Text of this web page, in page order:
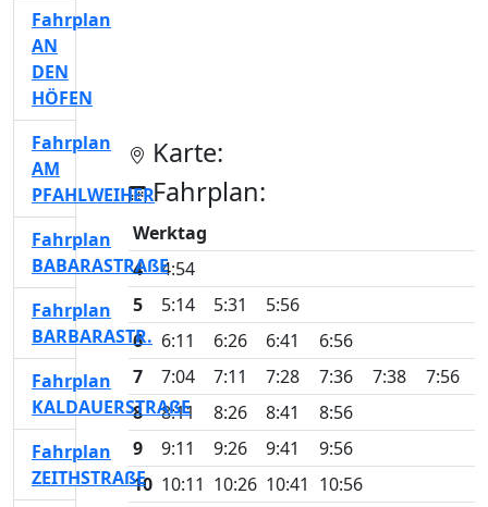
Karte:
Fahrplan:
Werktag
4
4:54
5
5:14 5:31
5:56
6
6:11 6:26 6:41
6:56
7
7:04 7:11 7:28 7:36 7:38
7:56
8
8:11 8:26 8:41
8:56
9
9:11 9:26 9:41
9:56
10 10:11 10:26 10:41 10:56
Fahrplan
AN
DEN
HÖFEN
Fahrplan
AM
PFAHLWEIHER
Fahrplan
BABARASTRAßE
Fahrplan
BARBARASTR.
Fahrplan
KALDAUERSTRAßE
Fahrplan
ZEITHSTRAßE